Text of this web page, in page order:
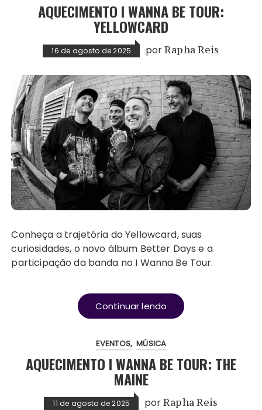
AQUECIMENTO I WANNA BE TOUR:
YELLOWCARD
16 de agosto de 2025 porRapha Reis
Conheça a trajetória do Yellowcard, suas
curiosidades, o novo álbum Better Days e a
participação da banda no I Wanna Be Tour.
Continuar lendo
EVENTOS MÚSICA
AQUECIMENTO I WANNA BE TOUR: THE
MAINE
11 de agosto de 2025 porRapha Reis